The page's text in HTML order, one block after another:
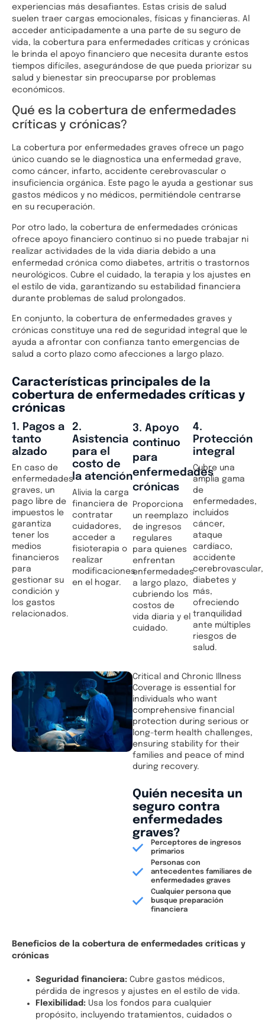
experiencias más desafiantes. Estas crisis de salud
suelen traer cargas emocionales, físicas y financieras. Al
acceder anticipadamente a una parte de su seguro de
vida, la cobertura para enfermedades críticas y crónicas
le brinda el apoyo financiero que necesita durante estos
tiempos difíciles, asegurándose de que pueda priorizar su
salud y bienestar sin preocuparse por problemas
económicos.
Qué es la cobertura de enfermedades
críticas y crónicas?
La cobertura por enfermedades graves ofrece un pago
único cuando se le diagnostica una enfermedad grave,
como cáncer, infarto, accidente cerebrovascular o
insuficiencia orgánica. Este pago le ayuda a gestionar sus
gastos médicos y no médicos, permitiéndole centrarse
en su recuperación.
Por otro lado, la cobertura de enfermedades crónicas
ofrece apoyo financiero continuo si no puede trabajar ni
realizar actividades de la vida diaria debido a una
enfermedad crónica como diabetes, artritis o trastornos
neurológicos. Cubre el cuidado, la terapia y los ajustes en
el estilo de vida, garantizando su estabilidad financiera
durante problemas de salud prolongados.
En conjunto, la cobertura de enfermedades graves y
crónicas constituye una red de seguridad integral que le
ayuda a afrontar con confianza tanto emergencias de
salud a corto plazo como afecciones a largo plazo.
Características principales de la
cobertura de enfermedades críticas y
crónicas
1. Pagos a
tanto
alzado
En caso de
enfermedades
graves, un
pago libre de
impuestos le
garantiza
tener los
medios
financieros
para
gestionar su
condición y
los gastos
relacionados.
2.
Asistencia
para el
costo de
la atención
Alivia la carga
financiera de
contratar
cuidadores,
acceder a
fisioterapia o
realizar
modificaciones
en el hogar.
3. Apoyo
continuo
para
enfermedades
crónicas
Proporciona
un reemplazo
de ingresos
regulares
para quienes
enfrentan
enfermedades
a largo plazo,
cubriendo los
costos de
vida diaria y el
cuidado.
4.
Protección
integral
Cubre una
amplia gama
de
enfermedades,
incluidos
cáncer,
ataque
cardíaco,
accidente
cerebrovascular,
diabetes y
más,
ofreciendo
tranquilidad
ante múltiples
riesgos de
salud.
Critical and Chronic Illness
Coverage is essential for
individuals who want
comprehensive financial
protection during serious or
long-term health challenges,
ensuring stability for their
families and peace of mind
during recovery.
Quién necesita un
seguro contra
enfermedades
graves?
Perceptores de ingresos
primarios
Personas con
antecedentes familiares de
enfermedades graves
Cualquier persona que
busque preparación
financiera
Beneficios de la cobertura de enfermedades críticas y
crónicas
Seguridad financiera: Cubre gastos médicos,
pérdida de ingresos y ajustes en el estilo de vida.
Flexibilidad: Usa los fondos para cualquier
propósito, incluyendo tratamientos, cuidados o